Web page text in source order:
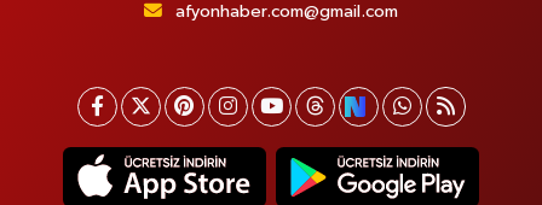
afyonhaber.com@gmail.com